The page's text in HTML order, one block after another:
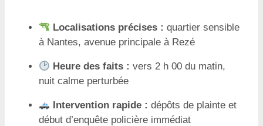
Localisations précises : quartier sensible
à Nantes, avenue principale à Rezé
Heure des faits : vers 2 h 00 du matin,
nuit calme perturbée
Intervention rapide : dépôts de plainte et
début d’enquête policière immédiat